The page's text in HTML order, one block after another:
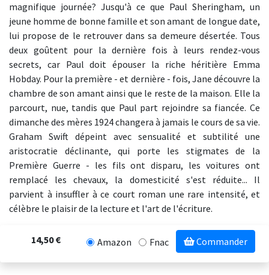
magnifique journée? Jusqu'à ce que Paul Sheringham, un
jeune homme de bonne famille et son amant de longue date,
lui propose de le retrouver dans sa demeure désertée. Tous
deux goûtent pour la dernière fois à leurs rendez-vous
secrets, car Paul doit épouser la riche héritière Emma
Hobday. Pour la première - et dernière - fois, Jane découvre la
chambre de son amant ainsi que le reste de la maison. Elle la
parcourt, nue, tandis que Paul part rejoindre sa fiancée. Ce
dimanche des mères 1924 changera à jamais le cours de sa vie.
Graham Swift dépeint avec sensualité et subtilité une
aristocratie déclinante, qui porte les stigmates de la
Première Guerre - les fils ont disparu, les voitures ont
remplacé les chevaux, la domesticité s'est réduite... Il
parvient à insuffler à ce court roman une rare intensité, et
célèbre le plaisir de la lecture et l'art de l'écriture.
14,50 € Amazon Fnac Commander